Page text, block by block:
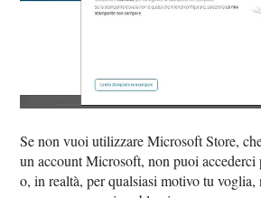
Se non vuoi utilizzare Microsoft Store,
un account Microsoft, non puoi
o, in realtà, per qualsiasi motivo tu voglia,